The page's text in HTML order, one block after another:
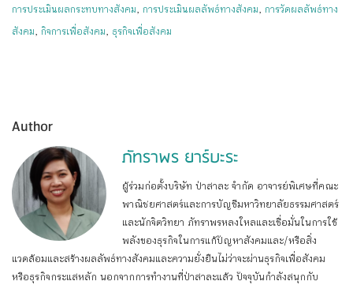
การประเมินผลกระทบทางสังคม, การประเมินผลลัพธ์ทางสังคม, การวัดผลลัพธ์ทาง
สังคม, กิจการเพื่อสังคม, ธุรกิจเพื่อสังคม
Author
ภัทราพร ยาร์บะระ
ผู้ร่วมก่อตั้งบริษัท ป่าสาละ จำกัด อาจารย์พิเศษที่คณะ
พาณิชยศาสตร์และการบัญชีมหาวิทยาลัยธรรมศาสตร์
และนักจิตวิทยา ภัทราพรหลงใหลและเชื่อมั่นในการใช้
พลังของธุรกิจในการแก้ปัญหาสังคมและ/หรือสิ่ง
แวดล้อมและสร้างผลลัพธ์ทางสังคมและความยั่งยืนไม่ว่าจะผ่านธุรกิจเพื่อสังคม
หรือธุรกิจกระแสหลัก นอกจากการทำงานที่ป่าสาละแล้ว ปัจจุบันกำลังสนุกกับ